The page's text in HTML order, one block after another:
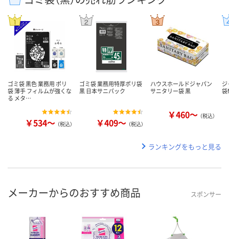
ゴミ袋 黒色 業務用 ポリ
袋 薄手 フィルムが強くな
る メタ…
￥534～ （税込）
ゴミ袋 業務用特厚ポリ袋
黒 日本サニパック
￥409～ （税込）
ハウスホールドジャパン
サニタリー袋 黒
￥460～ （税込）
袋
ランキングをもっと見る
メーカーからのおすすめ商品 スポンサー